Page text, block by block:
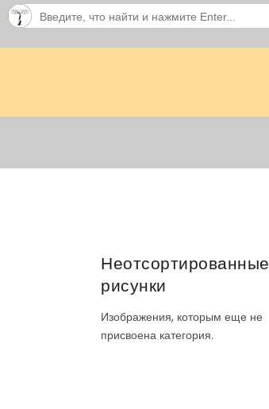
Неотсортированные
рисунки
Изображения, которым еще не
присвоена категория.